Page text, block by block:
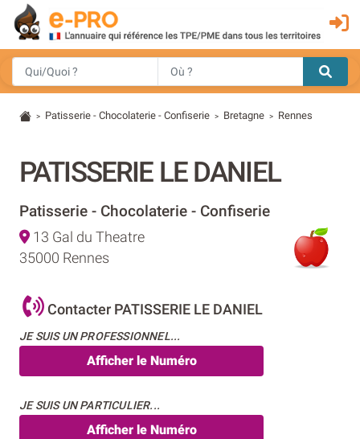
> Patisserie - Chocolaterie - Confiserie > Bretagne > Rennes
PATISSERIE LE DANIEL
Patisserie - Chocolaterie - Confiserie
13 Gal du Theatre
35000 Rennes
Contacter PATISSERIE LE DANIEL
JE SUIS UN PROFESSIONNEL...
Afficher le Numéro
JE SUIS UN PARTICULIER...
Afficher le Numéro